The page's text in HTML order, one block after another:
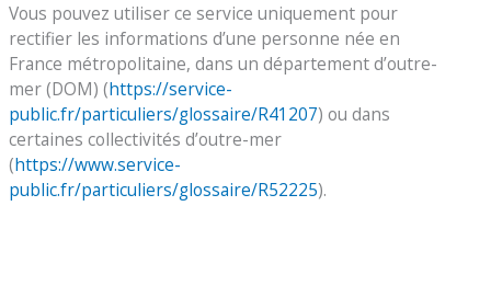
Vous pouvez utiliser ce service uniquement pour
rectifier les informations d’une personne née en
France métropolitaine, dans un département d’outre-
mer (DOM) (https://service-
public.fr/particuliers/glossaire/R41207) ou dans
certaines collectivités d’outre-mer
(https://www.service-
public.fr/particuliers/glossaire/R52225).